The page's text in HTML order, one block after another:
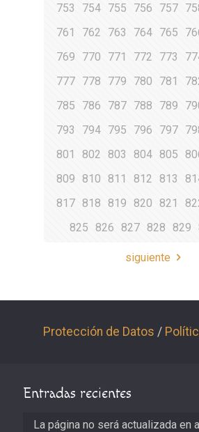
753
754 755 756 757
761
762 763 764 765
769
770 771 772 773
777 778 779 780 781
785
786 787 788 789
793
794 795 796 797
801
802 803 804 805
809
810 811 812 813
817 818 819 820 821
825
826 827 828 829
siguiente
Protección de Datos /
Entradas recientes
La página no será actualizada en